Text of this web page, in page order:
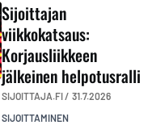
Sijoittajan
viikkokatsaus:
Korjausliikkeen
jälkeinen helpotusralli
SIJOITTAJA.FI / 31.7.2026
SIJOITTAMINEN